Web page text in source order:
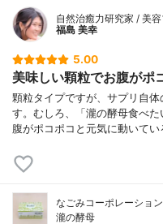
ビ
ナ
ツ
タ
リ
ク
ク
自然治癒力研究家 / 美
福島 美幸
5.00
美味しい顆粒でお腹がポ
顆粒タイプですが、サプリ自
す。むしろ、「瀧の酵母食べ
腹がポコポコと元気に動いて
なごみコーポレーション
瀧の酵母